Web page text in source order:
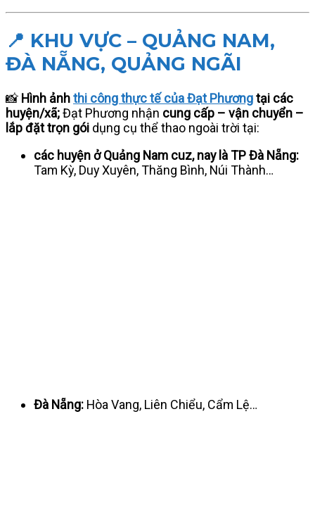
📍 KHU VỰC – QUẢNG NAM,
ĐÀ NẴNG, QUẢNG NGÃI
📸 Hình ảnhthi công thực tế của Đạt Phươngtại các
huyện/xã;Đạt Phương nhận cung cấp – vận chuyển –
lắp đặt trọn gói dụng cụ thể thao ngoài trời tại:
các huyện ở Quảng Nam cuz, nay là TP Đà Nẵng:
Tam Kỳ, Duy Xuyên, Thăng Bình, Núi Thành…
Đà Nẵng: Hòa Vang, Liên Chiểu, Cẩm Lệ…